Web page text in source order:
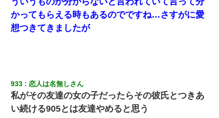
かってもらえる時もあるのでですね…さすがに愛
想つきてきましたが
933 恋人は名無しさん
私がその友達の女の子だったらその彼氏とつきあ
い続ける905とは友達やめると思う